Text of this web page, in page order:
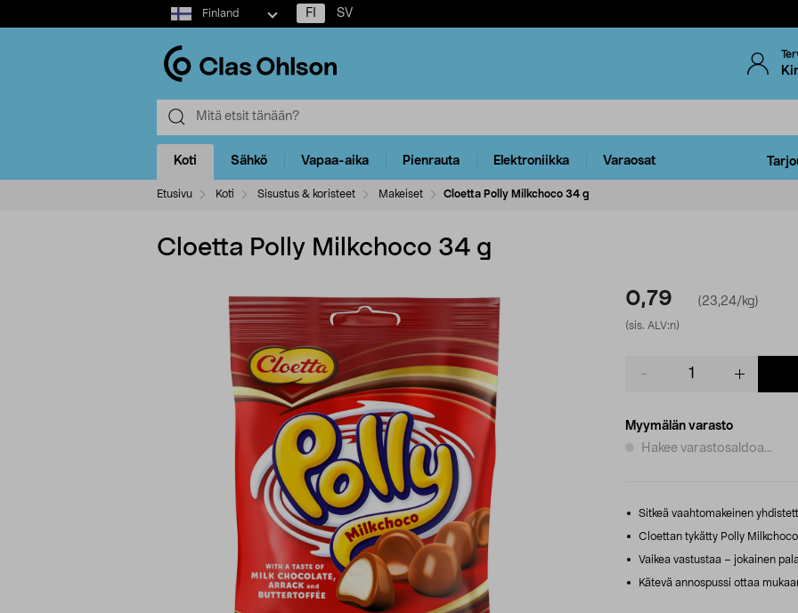
Select
market
Finland FI SV
Koti Sähkö Vapaa-aika Pienrauta Elektroniikka Varaosat
Etusivu Koti Sisustus & koristeet Makeiset Cloetta Polly Milkchoco 34 g
Cloetta Polly Milkchoco 34 g
0,79 (23,24/kg)
(sis. ALV:n)
Myymälän varasto
Hakee varastosaldoa...
Sitkeä vaahtomakeinen
Cloettan tykätty Polly
Vaikea vastustaa – jokainen
Kätevä annospussi ottaa